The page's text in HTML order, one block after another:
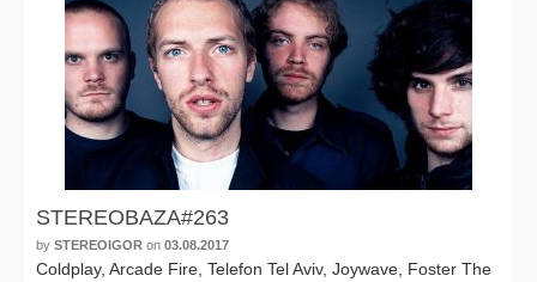
STEREOBAZA#263
by STEREOIGOR on 03.08.2017
Coldplay, Arcade Fire, Telefon Tel Aviv, Joywave, Foster The